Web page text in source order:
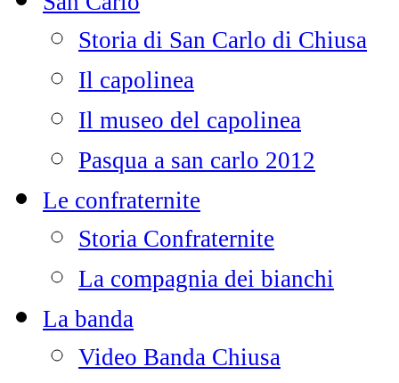
Storia di San Carlo di Chiusa
Il capolinea
Il museo del capolinea
Pasqua a san carlo 2012
Le confraternite
Storia Confraternite
La compagnia dei bianchi
La banda
Video Banda Chiusa